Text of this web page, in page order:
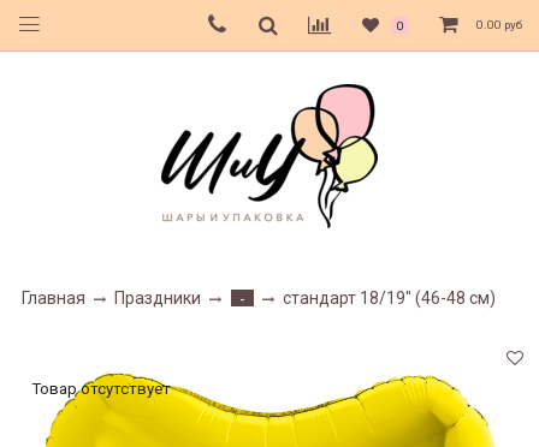
0 0.00 руб
Главная Праздники - стандарт 18/19" (46-48 см)
Товар отсутствует